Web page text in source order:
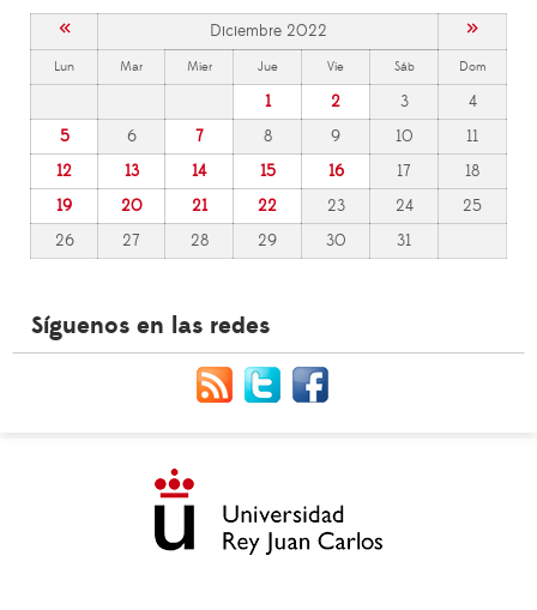
« Diciembre 2022 »
Lun Mar Mier Jue Vie Sáb Dom
1 2 3
4
5
6 7 8 9 10
11
12
13 14 15 16 17
18
19
20 21 22 23 24
25
26
27 28 29 30 31
Síguenos en las redes